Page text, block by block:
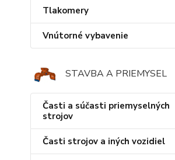
Tlakomery
Vnútorné vybavenie
STAVBA A PRIEMYSEL
Časti a súčasti priemyselných
strojov
Časti strojov a iných vozidiel